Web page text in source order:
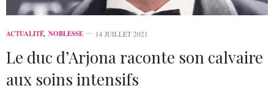
ACTUALITÉ, NOBLESSE 14 JUILLET 2021
Le duc d’Arjona raconte son calvaire
aux soins intensifs